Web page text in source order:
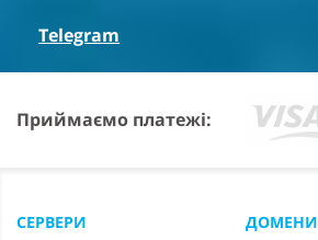
Telegram
Приймаємо платежі:
СЕРВЕРИ ДОМЕНИ